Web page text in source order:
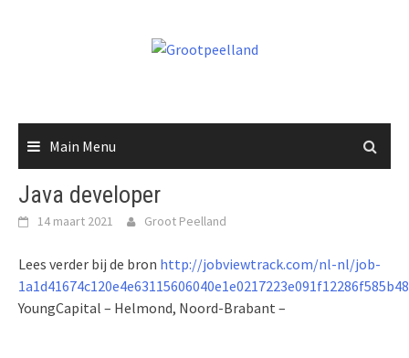
Main Menu
Java developer
14 maart 2021 Groot Peelland
Lees verder bij de bron http://jobviewtrack.com/nl-nl/job-
YoungCapital – Helmond, Noord-Brabant –